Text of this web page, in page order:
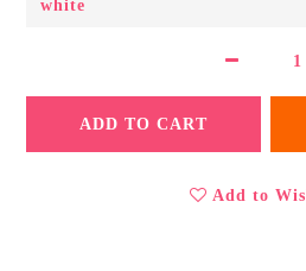
ADD TO CART
Add to